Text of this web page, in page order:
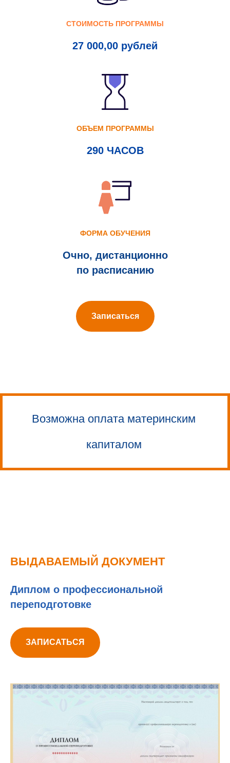
СТОИМОСТЬ ПРОГРАММЫ
27 000,00 рублей
ОБЪЕМ ПРОГРАММЫ
290 ЧАСОВ
ФОРМА ОБУЧЕНИЯ
Очно, дистанционно
по расписанию
Записаться
Возможна оплата материнским
капиталом
ВЫДАВАЕМЫЙ ДОКУМЕНТ
Диплом о профессиональной
переподготовке
ЗАПИСАТЬСЯ